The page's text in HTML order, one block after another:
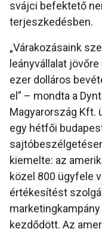
svájci befektető
terjeszkedésben.
„Várakozásaink
leányvállalat
ezer dolláros
el” – mondta a
Magyarország Kft.
egy hétfői
kiemelte: az
közel 800 ügyfele
értékesítést
kezdődött. Az